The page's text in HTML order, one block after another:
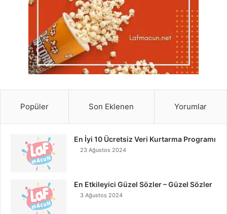
Popüler Son Eklenen Yorumlar
En İyi 10 Ücretsiz Veri Kurtarma Programı
23 Ağustos 2024
En Etkileyici Güzel Sözler – Güzel Sözler
3 Ağustos 2024